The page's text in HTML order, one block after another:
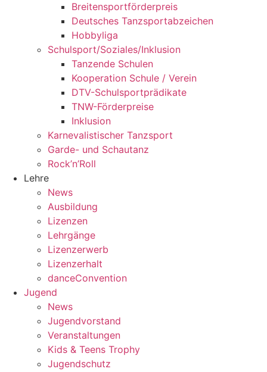
Breitensportförderpreis
Deutsches Tanzsportabzeichen
Hobbyliga
Schulsport/Soziales/Inklusion
Tanzende Schulen
Kooperation Schule / Verein
DTV-Schulsportprädikate
TNW-Förderpreise
Inklusion
Karnevalistischer Tanzsport
Garde- und Schautanz
Rock’n’Roll
Lehre
News
Ausbildung
Lizenzen
Lehrgänge
Lizenzerwerb
Lizenzerhalt
danceConvention
Jugend
News
Jugendvorstand
Veranstaltungen
Kids & Teens Trophy
Jugendschutz